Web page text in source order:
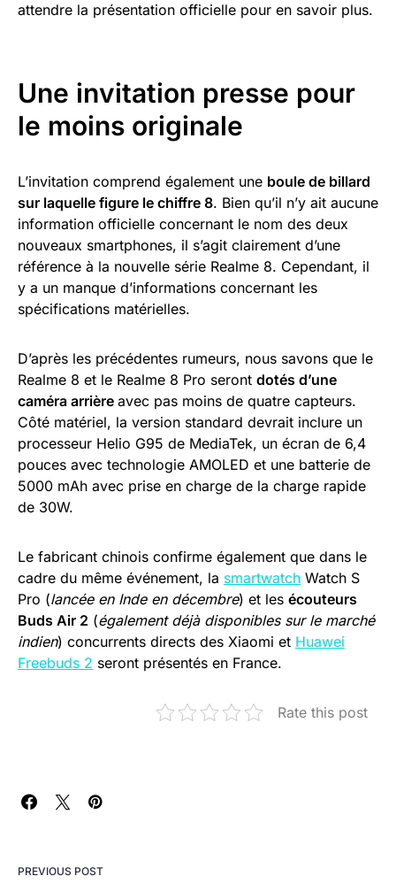
attendre la présentation officielle pour en savoir plus.
Une invitation presse pour
le moins originale
L’invitation comprend également une boule de billard
sur laquelle figure le chiffre 8. Bien qu’il n’y ait aucune
information officielle concernant le nom des deux
nouveaux smartphones, il s’agit clairement d’une
référence à la nouvelle série Realme 8. Cependant, il
y a un manque d’informations concernant les
spécifications matérielles.
D’après les précédentes rumeurs, nous savons que le
Realme 8 et le Realme 8 Pro seront dotés d’une
caméra arrière avec pas moins de quatre capteurs.
Côté matériel, la version standard devrait inclure un
processeur Helio G95 de MediaTek, un écran de 6,4
pouces avec technologie AMOLED et une batterie de
5000 mAh avec prise en charge de la charge rapide
de 30W.
Le fabricant chinois confirme également que dans le
cadre du même événement, la smartwatch Watch S
Pro (lancée en Inde en décembre) et les écouteurs
Buds Air 2 (également déjà disponibles sur le marché
indien) concurrents directs des Xiaomi et Huawei
Freebuds 2 seront présentés en France.
Rate this post
PREVIOUS POST